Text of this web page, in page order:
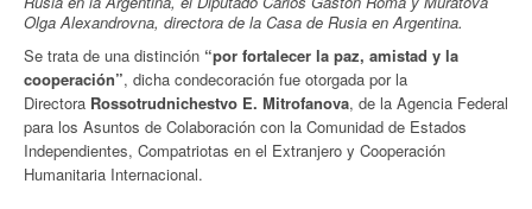
Olga Alexandrovna, directora de la Casa de Rusia en Argentina.
Se trata de una distinción “por fortalecer la paz, amistad y la
cooperación”, dicha condecoración fue otorgada por la
Directora Rossotrudnichestvo E. Mitrofanova, de la Agencia Federal
para los Asuntos de Colaboración con la Comunidad de Estados
Independientes, Compatriotas en el Extranjero y Cooperación
Humanitaria Internacional.